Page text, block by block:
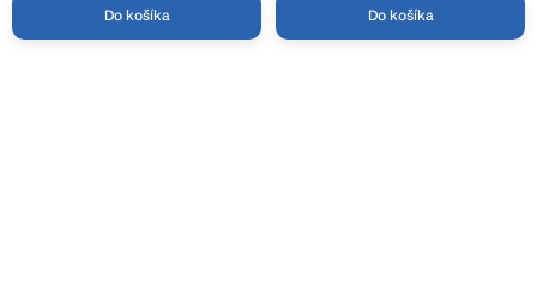
Do košíka Do košíka